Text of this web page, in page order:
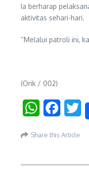
Ia berharap
aktivitas sehari-hari.
“Melalui patroli ini,
(Orik / 002)
WhatsApp
Share this Article